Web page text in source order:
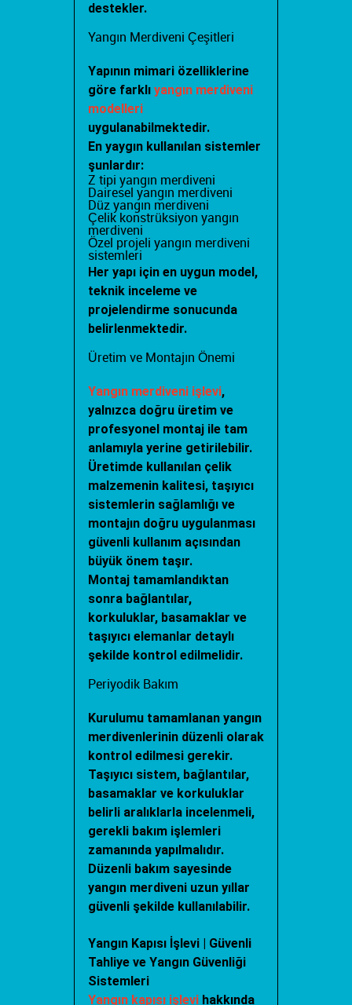
destekler.
Yangın Merdiveni Çeşitleri
Yapının mimari özelliklerine
göre farklı yangın merdiveni
modelleri
uygulanabilmektedir.
En yaygın kullanılan sistemler
şunlardır:
Z tipi yangın merdiveni
Dairesel yangın merdiveni
Düz yangın merdiveni
Çelik konstrüksiyon yangın
merdiveni
Özel projeli yangın merdiveni
sistemleri
Her yapı için en uygun model,
teknik inceleme ve
projelendirme sonucunda
belirlenmektedir.
Üretim ve Montajın Önemi
Yangın merdiveni işlevi,
yalnızca doğru üretim ve
profesyonel montaj ile tam
anlamıyla yerine getirilebilir.
Üretimde kullanılan çelik
malzemenin kalitesi, taşıyıcı
sistemlerin sağlamlığı ve
montajın doğru uygulanması
güvenli kullanım açısından
büyük önem taşır.
Montaj tamamlandıktan
sonra bağlantılar,
korkuluklar, basamaklar ve
taşıyıcı elemanlar detaylı
şekilde kontrol edilmelidir.
Periyodik Bakım
Kurulumu tamamlanan yangın
merdivenlerinin düzenli olarak
kontrol edilmesi gerekir.
Taşıyıcı sistem, bağlantılar,
basamaklar ve korkuluklar
belirli aralıklarla incelenmeli,
gerekli bakım işlemleri
zamanında yapılmalıdır.
Düzenli bakım sayesinde
yangın merdiveni uzun yıllar
güvenli şekilde kullanılabilir.
Yangın Kapısı İşlevi | Güvenli
Tahliye ve Yangın Güvenliği
Sistemleri
Yangın kapısı işlevi hakkında